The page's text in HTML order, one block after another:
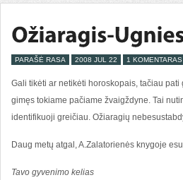
PARAŠĖ RASA 2008 JUL 22 1 KOMENTARAS
Gali tikėti ar netikėti horoskopais, tačiau
gimęs tokiame pačiame žvaigždyne. Tai
identifikuoji greičiau. Ožiaragių
Daug metų atgal, A.Zalatorienės knygoje
Tavo gyvenimo kelias